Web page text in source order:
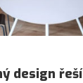
design